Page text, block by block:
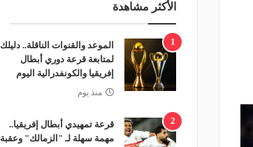
الأكثر مشاهدة
1
الموعد والقنوات الناقلة.. دليلك
لمتابعة قرعة دوري أبطال
إفريقيا والكونفدرالية اليوم
منذ يوم
2
قرعة تمهيدي أبطال إفريقيا..
مهمة سهلة لـ "الزمالك" وعقبة